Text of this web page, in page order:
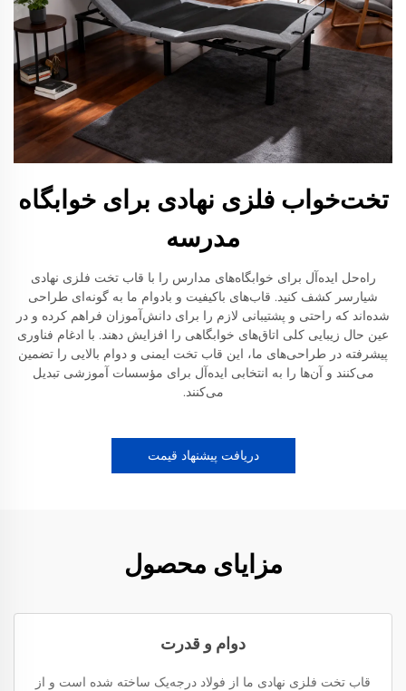
تخت‌خواب فلزی نهادی برای خوابگاه
مدرسه
راه‌حل ایده‌آل برای خوابگاه‌های مدارس را با قاب تخت فلزی نهادی
شیارسر کشف کنید. قاب‌های باکیفیت و بادوام ما به گونه‌ای طراحی
شده‌اند که راحتی و پشتیبانی لازم را برای دانش‌آموزان فراهم کرده و در
عین حال زیبایی کلی اتاق‌های خوابگاهی را افزایش دهند. با ادغام فناوری
پیشرفته در طراحی‌های ما، این قاب تخت ایمنی و دوام بالایی را تضمین
می‌کنند و آن‌ها را به انتخابی ایده‌آل برای مؤسسات آموزشی تبدیل
می‌کنند.
دریافت پیشنهاد قیمت
مزایای محصول
دوام و قدرت
قاب تخت فلزی نهادی ما از فولاد درجه‌یک ساخته شده است و از